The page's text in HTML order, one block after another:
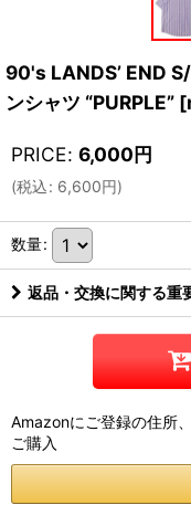
90's LANDS’ END
ンシャツ “PURPLE” [
PRICE: 6,000円
(税込: 6,600円)
数量:
返品・交換に関する重
Amazonにご登録の住所
ご購入